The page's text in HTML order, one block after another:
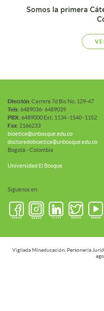
Somos la primera
Diección:Carrera 7d Bis No. 129-47
Tels: 6489036- 6489039
PBX:6489000 Ext: 1134 -1540 -1152
Fax: 2166233
bioetica@unbosque.edu.co
doctoradobioetica@unbosque.edu.co
Bogotá - Colombia
Universidad El Bosque
Síguenos en:
Vigilada Mineducación. Personería